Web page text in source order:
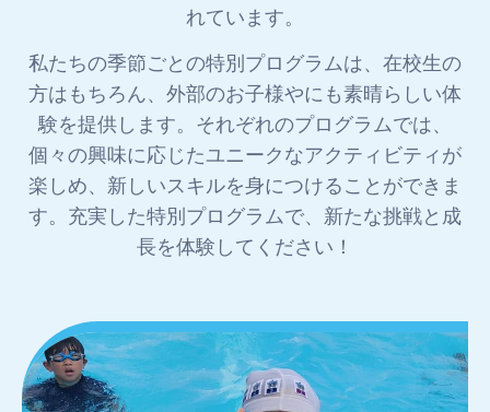
れています。
私たちの季節ごとの特別プログラムは、在校生の
方はもちろん、外部のお子様やにも素晴らしい体
験を提供します。それぞれのプログラムでは、
個々の興味に応じたユニークなアクティビティが
楽しめ、新しいスキルを身につけることができま
す。充実した特別プログラムで、新たな挑戦と成
長を体験してください！